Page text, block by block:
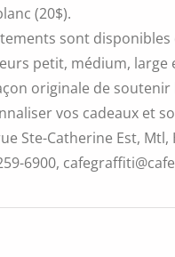
(20$).
sont disponibles
petit, médium, large
originale de soutenir
vos cadeaux et
Ste-Catherine Est, Mtl,
6900,